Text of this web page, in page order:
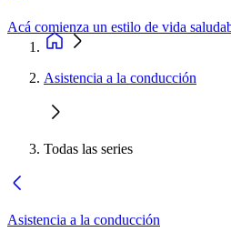
Asistencia a la conducción
Todas las series
Asistencia a la conducción